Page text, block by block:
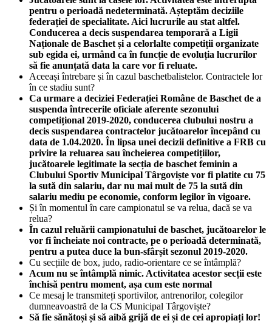
pentru o perioadă nedeterminată. Așteptăm deciziile
federației de specialitate. Aici lucrurile au stat altfel.
Conducerea a decis suspendarea temporară a Ligii
Naționale de Baschet și a celorlalte competiții organizate
sub egida ei, urmând ca în funcție de evoluția lucrurilor
să fie anunțată data la care vor fi reluate.
Aceeași întrebare și în cazul baschetbalistelor. Contractele lor
în ce stadiu sunt?
Ca urmare a deciziei Federației Române de Baschet de a
suspenda întrecerile oficiale aferente sezonului
competițional 2019-2020, conducerea clubului nostru a
decis suspendarea contractelor jucătoarelor începând cu
data de 1.04.2020. În lipsa unei decizii definitive a FRB cu
privire la reluarea sau încheierea competițiilor,
jucătoarele legitimate la secția de baschet feminin a
Clubului Sportiv Municipal Târgoviște vor fi platite cu 75
la sută din salariu, dar nu mai mult de 75 la sută din
salariu mediu pe economie, conform legilor în vigoare.
Și în momentul în care campionatul se va relua, dacă se va
relua?
În cazul reluării campionatului de baschet, jucătoarelor le
vor fi încheiate noi contracte, pe o perioadă determinată,
pentru a putea duce la bun-sfârșit sezonul 2019-2020.
Cu secțiile de box, judo, radio-orientare ce se întâmplă?
Acum nu se întâmplă nimic. Activitatea acestor secții este
închisă pentru moment, așa cum este normal
Ce mesaj le transmiteți sportivilor, antrenorilor, colegilor
dumneavoastră de la CS Municipal Târgoviște?
Să fie sănătoși și să aibă grijă de ei și de cei apropiați lor!